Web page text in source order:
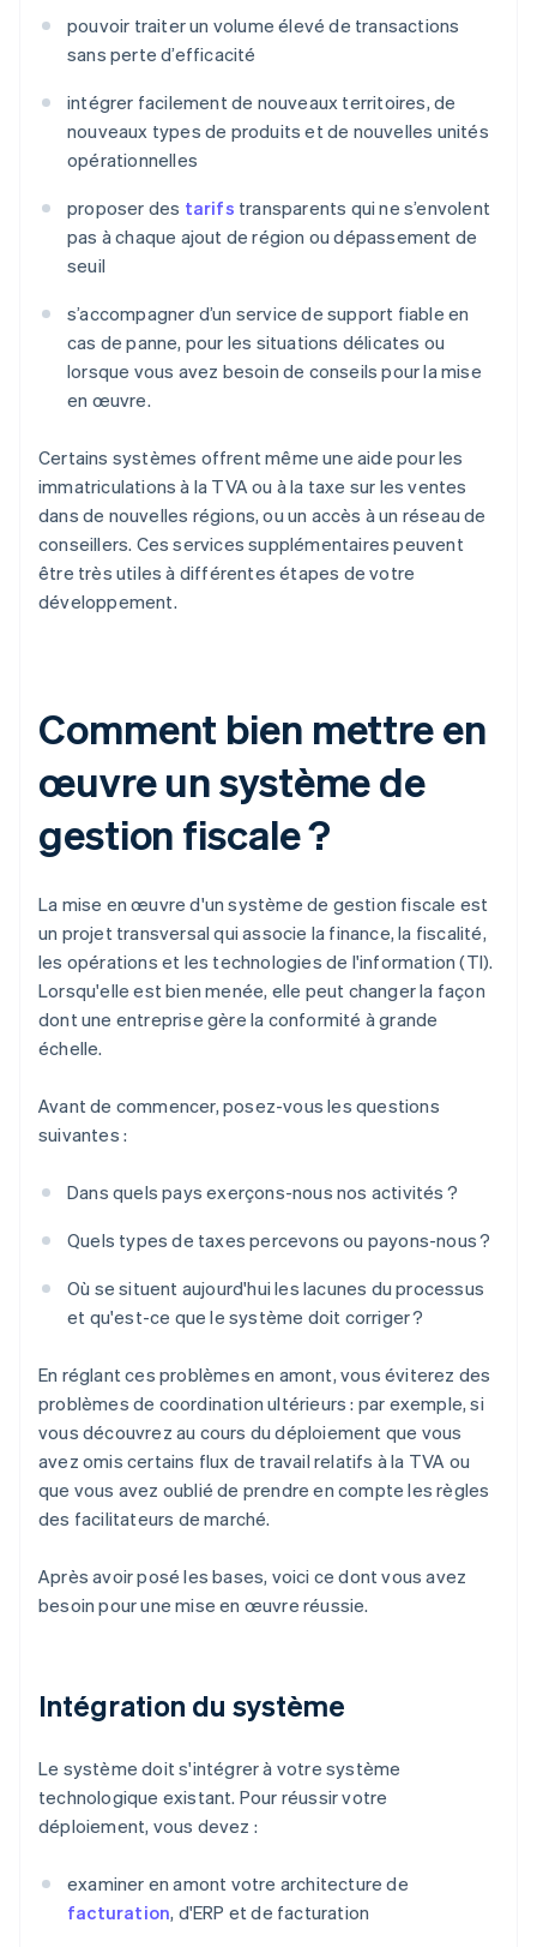
pouvoir traiter un volume élevé de transactions
sans perte d’efficacité
intégrer facilement de nouveaux territoires, de
nouveaux types de produits et de nouvelles unités
opérationnelles
proposer des tarifs transparents qui ne s’envolent
pas à chaque ajout de région ou dépassement de
seuil
s’accompagner d’un service de support fiable en
cas de panne, pour les situations délicates ou
lorsque vous avez besoin de conseils pour la mise
en œuvre.
Certains systèmes offrent même une aide pour les
immatriculations à la TVA ou à la taxe sur les ventes
dans de nouvelles régions, ou un accès à un réseau de
conseillers. Ces services supplémentaires peuvent
être très utiles à différentes étapes de votre
développement.
Comment bien mettre en
œuvre un système de
gestion fiscale ?
La mise en œuvre d'un système de gestion fiscale est
un projet transversal qui associe la finance, la fiscalité,
les opérations et les technologies de l'information (TI).
Lorsqu'elle est bien menée, elle peut changer la façon
dont une entreprise gère la conformité à grande
échelle.
Avant de commencer, posez-vous les questions
suivantes :
Dans quels pays exerçons-nous nos activités ?
Quels types de taxes percevons ou payons-nous ?
Où se situent aujourd'hui les lacunes du processus
et qu'est-ce que le système doit corriger ?
En réglant ces problèmes en amont, vous éviterez des
problèmes de coordination ultérieurs : par exemple, si
vous découvrez au cours du déploiement que vous
avez omis certains flux de travail relatifs à la TVA ou
que vous avez oublié de prendre en compte les règles
des facilitateurs de marché.
Après avoir posé les bases, voici ce dont vous avez
besoin pour une mise en œuvre réussie.
Intégration du système
Le système doit s'intégrer à votre système
technologique existant. Pour réussir votre
déploiement, vous devez :
examiner en amont votre architecture de
facturation, d'ERP et de facturation